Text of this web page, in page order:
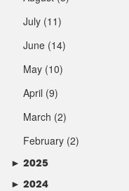
July (11)
June (14)
May (10)
April (9)
March (2)
February (2)
► 2025
► 2024